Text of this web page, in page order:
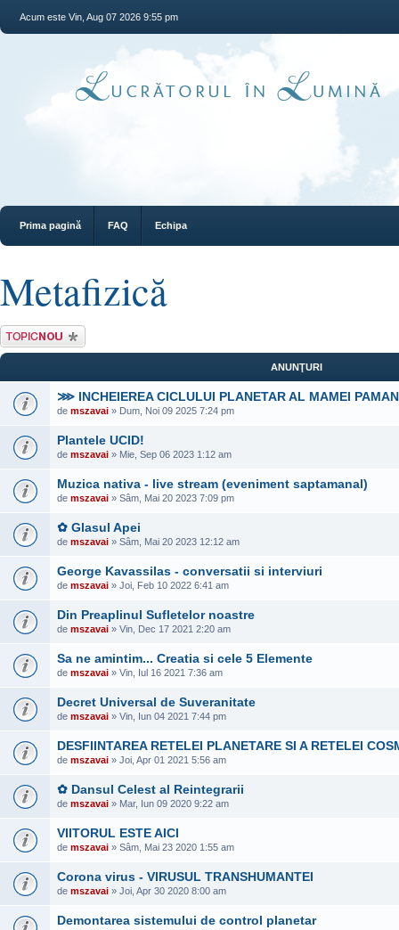
Acum este Vin, Aug 07 2026 9:55 pm
Prima pagină FAQ Echipa
Metafizică
Scrie un subiect
nou
ANUNŢURI
⋙ INCHEIEREA CICLULUI PLANETAR AL MAMEI
de mszavai » Dum, Noi 09 2025 7:24 pm
Plantele UCID!
de mszavai » Mie, Sep 06 2023 1:12 am
Muzica nativa - live stream (eveniment saptamanal)
de mszavai » Sâm, Mai 20 2023 7:09 pm
✿ Glasul Apei
de mszavai » Sâm, Mai 20 2023 12:12 am
George Kavassilas - conversatii si interviuri
de mszavai » Joi, Feb 10 2022 6:41 am
Din Preaplinul Sufletelor noastre
de mszavai » Vin, Dec 17 2021 2:20 am
Sa ne amintim... Creatia si cele 5 Elemente
de mszavai » Vin, Iul 16 2021 7:36 am
Decret Universal de Suveranitate
de mszavai » Vin, Iun 04 2021 7:44 pm
DESFIINTAREA RETELEI PLANETARE SI A RETELEI
de mszavai » Joi, Apr 01 2021 5:56 am
✿ Dansul Celest al Reintegrarii
de mszavai » Mar, Iun 09 2020 9:22 am
VIITORUL ESTE AICI
de mszavai » Sâm, Mai 23 2020 1:55 am
Corona virus - VIRUSUL TRANSHUMANTEI
de mszavai » Joi, Apr 30 2020 8:00 am
Demontarea sistemului de control planetar